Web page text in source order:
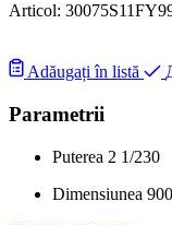
Articol:
Adăugați în listă
Parametrii
Puterea 2 1/230
Dimensiunea